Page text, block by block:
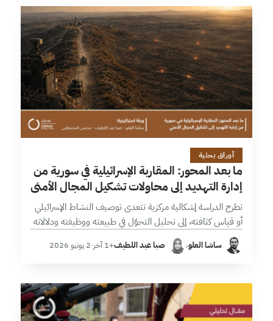
51 دقائق
أوراق بحثية
ما بعد المحور: المقاربة الإسرائيلية في سورية من
إدارة التهديد إلى محاولات تشكيل المجال الأمني
تطرح الدراسة إشكالية مركزية تتعدى توصيف النشاط الإسرائيلي
أو قياس كثافته، إلى تحليل التحوّل في طبيعته ووظيفته ودلالاته
الاستراتيجية. وتعتمد في هذا السياق؛ منهجية تجمع بين الرصد
الكمي والتحليل النوعي،…
ساشا العلو، صبا عبد اللطيف+1 آخر ·2 يونيو 2026